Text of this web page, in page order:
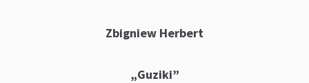
Zbigniew Herbert
„Guziki”